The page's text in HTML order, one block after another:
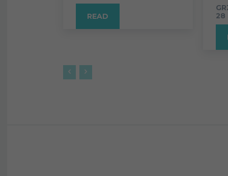
READ
28